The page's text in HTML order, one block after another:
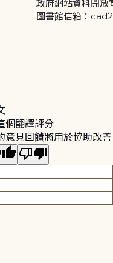
政府網站資料開放
圖書館信箱：
個翻譯評分
意見回饋將用於協助改